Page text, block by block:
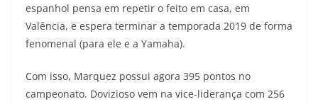
espanhol pensa em repetir o feito em casa, em
Valência, e espera terminar a temporada 2019 de forma
fenomenal (para ele e a Yamaha).
Com isso, Marquez possui agora 395 pontos no
campeonato. Dovizioso vem na vice-liderança com 256